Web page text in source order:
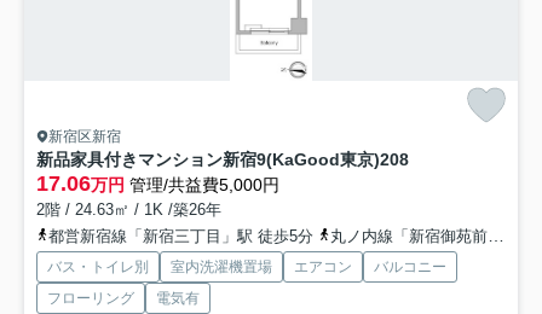
新宿区新宿
新品家具付きマンション新宿9(KaGood東京)208
17.06万円 管理/共益費5,000円
2階 / 24.63㎡ / 1K /築26年
都営新宿線「新宿三丁目」駅 徒歩5分
丸ノ内線「新宿御苑前」駅 徒歩6分
バス・トイレ別 室内洗濯機置場 エアコン
バルコニー
フローリング
電気有